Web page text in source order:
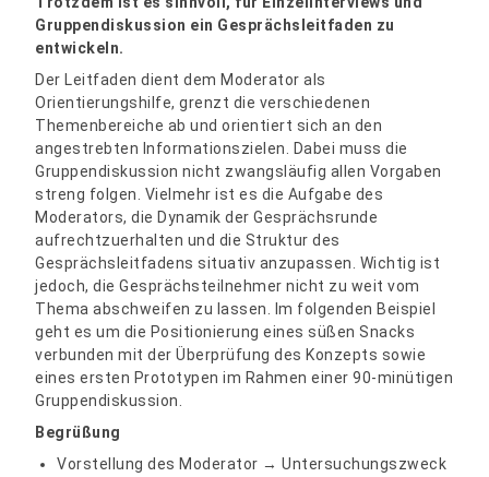
Gruppendiskussion ein Gesprächsleitfaden zu
entwickeln.
Der Leitfaden dient dem Moderator als
Orientierungshilfe, grenzt die verschiedenen
Themenbereiche ab und orientiert sich an den
angestrebten Informationszielen. Dabei muss die
Gruppendiskussion nicht zwangsläufig allen Vorgaben
streng folgen. Vielmehr ist es die Aufgabe des
Moderators, die Dynamik der Gesprächsrunde
aufrechtzuerhalten und die Struktur des
Gesprächsleitfadens situativ anzupassen. Wichtig ist
jedoch, die Gesprächsteilnehmer nicht zu weit vom
Thema abschweifen zu lassen. Im folgenden Beispiel
geht es um die Positionierung eines süßen Snacks
verbunden mit der Überprüfung des Konzepts sowie
eines ersten Prototypen im Rahmen einer 90-minütigen
Gruppendiskussion.
Begrüßung
Vorstellung des Moderator → Untersuchungszweck